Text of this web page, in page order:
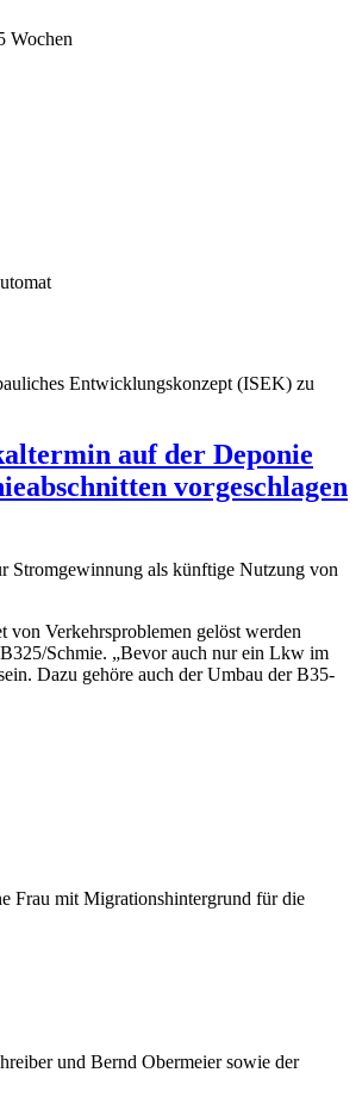
Wochen
Entwicklungskonzept (ISEK) zu
auf der Deponie
vorgeschlagen
von Verkehrsproblemen gelöst werden
Schmie. „Bevor auch nur ein Lkw im
Dazu gehöre auch der Umbau der B35-
Frau mit Migrationshintergrund für die
und Bernd Obermeier sowie der